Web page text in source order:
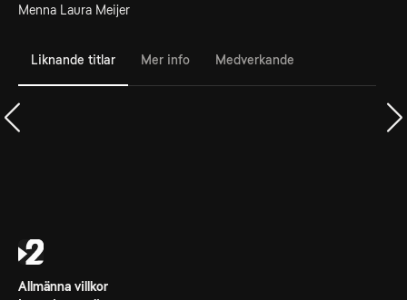
Menna Laura Meijer
Liknande titlar Mer info Medverkande
Allmänna villkor